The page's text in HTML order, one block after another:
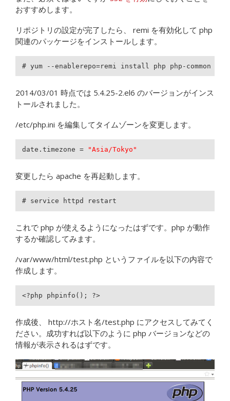
おすすめします。
リポジトリの設定が完了したら、 remi を有効化して php
関連のパッケージをインストールします。
# yum --enablerepo=remi install php php-common
2014/03/01 時点では 5.4.25-2.el6 のバージョンがインス
トールされました。
/etc/php.ini を編集してタイムゾーンを変更します。
date.timezone = "Asia/Tokyo"
変更したら apache を再起動します。
# service httpd restart
これで php が使えるようになったはずです。php が動作
するか確認してみます。
/var/www/html/test.php というファイルを以下の内容で
作成します。
<?php phpinfo(); ?>
作成後、 http://ホスト名/test.php にアクセスしてみてく
ださい。成功すれば以下のように php バージョンなどの
情報が表示されるはずです。